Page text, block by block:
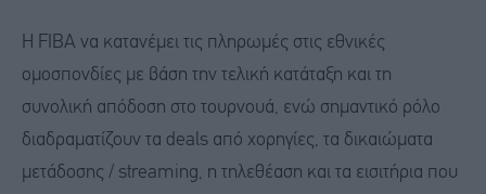
Η FIBA να ​​κατανέμει τις πληρωμές στις εθνικές
ομοσπονδίες με βάση την τελική κατάταξη και τη
συνολική απόδοση στο τουρνουά, ενώ σημαντικό ρόλο
διαδραματίζουν τα deals από χορηγίες, τα δικαιώματα
μετάδοσης / streaming, η τηλεθέαση και τα εισιτήρια που